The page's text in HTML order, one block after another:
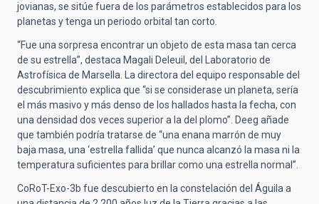
jovianas, se sitúe fuera de los parámetros establecidos para los
planetas y tenga un periodo orbital tan corto.
“Fue una sorpresa encontrar un objeto de esta masa tan cerca
de su estrella”, destaca Magali Deleuil, del Laboratorio de
Astrofísica de Marsella. La directora del equipo responsable del
descubrimiento explica que “si se considerase un planeta, sería
el más masivo y más denso de los hallados hasta la fecha, con
una densidad dos veces superior a la del plomo”. Deeg añade
que también podría tratarse de “una enana marrón de muy
baja masa, una ‘estrella fallida’ que nunca alcanzó la masa ni la
temperatura suficientes para brillar como una estrella normal”.
CoRoT-Exo-3b fue descubierto en la constelación del Águila a